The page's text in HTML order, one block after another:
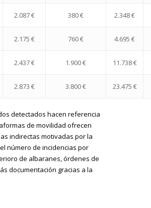
2.087 € 380 € 2.348 €
2.175 € 760 € 4.695 €
2.437 € 1.900 € 11.738 €
2.873 € 3.800 € 23.475 €
detectados hacen referencia
de movilidad ofrecen
indirectas motivadas por la
número de incidencias por
de albaranes, órdenes de
documentación gracias a la